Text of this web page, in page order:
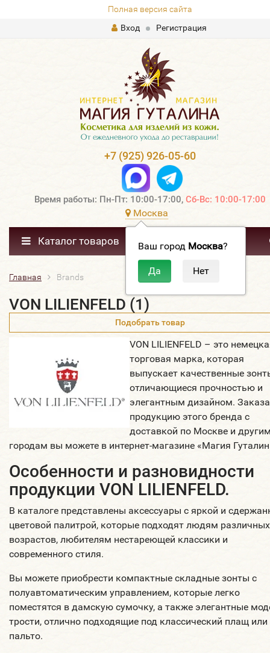
Полная версия сайта
Вход
Регистрация
+7 (925) 926-05-60
Время работы: Пн-Пт: 10:00-17:00, Сб-Вс: 10:00-17:00
Москва
Ваш город Москва?
Каталог товаров
Главная Brands
VON LILIENFELD (1)
Подобрать товар
VON LILIENFELD – это
торговая марка, которая
выпускает качественные
отличающиеся прочностью и
элегантным дизайном.
продукцию этого бренда с
доставкой по Москве и
городам вы можете в интернет-магазине «Магия
Особенности и разновидности
продукции VON LILIENFELD.
В каталоге представлены аксессуары с яркой и
цветовой палитрой, которые подходят людям различных
возрастов, любителям нестареющей классики и
современного стиля.
Вы можете приобрести компактные складные зонты с
полуавтоматическим управлением, которые легко
поместятся в дамскую сумочку, а также элегантные
трости, отлично подходящие под классический плащ или
пальто.